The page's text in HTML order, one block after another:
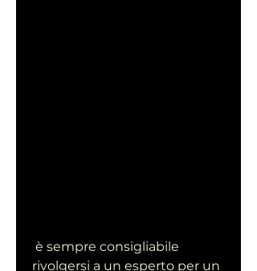
rivolgersi a un esperto per un